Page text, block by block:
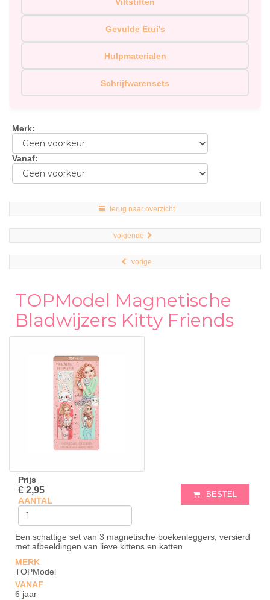
Gevulde Etui's
Hulpmaterialen
Schrijfwarensets
Merk:
Vanaf:
terug naar overzicht
volgende
vorige
TOPModel Magnetische
Bladwijzers Kitty Friends
Prijs
€ 2,95
AANTAL
BESTEL
Een schattige set van 3 magnetische boekenleggers, versierd
met afbeeldingen van lieve kittens en katten
MERK
TOPModel
VANAF
6 jaar